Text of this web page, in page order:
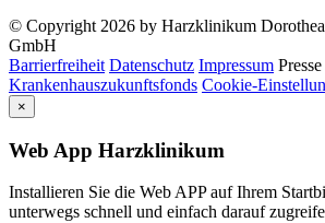
© Copyright 2026 by Harzklinikum
GmbH
Barrierfreiheit Datenschutz Impressum Presse
Krankenhauszukunftsfonds Cookie-
×
Web App Harzklinikum
Installieren Sie die Web APP auf Ihrem
unterwegs schnell und einfach darauf